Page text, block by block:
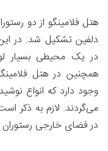
هتل فلامینگو از دو
دلفین تشکیل شد. در این
در یک محیطی بسیار
همچنین در هتل
وجود دارد که انواع
می‌گردند. لازم به ذکر
در فضای خارجی